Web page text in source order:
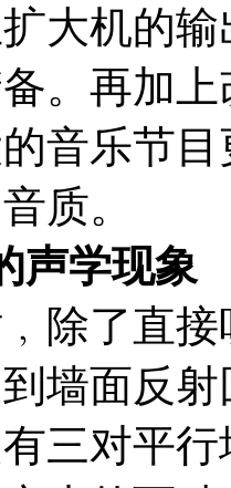
扩大机的
。再加
音乐节
质。
声学现象
除了直
墙面反
三对平